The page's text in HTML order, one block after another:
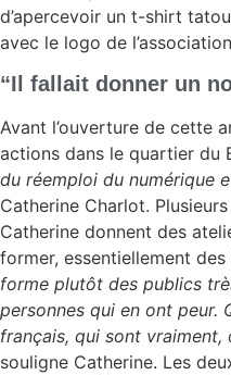
d’apercevoir un t-shirt
avec le logo de
“Il fallait donner un
Avant l’ouverture de cette
actions dans le quartier du
du réemploi du numérique
Catherine Charlot.
Catherine donnent des
former, essentiellement
forme plutôt des publics
personnes qui en ont peur.
français, qui sont
souligne Catherine. Les